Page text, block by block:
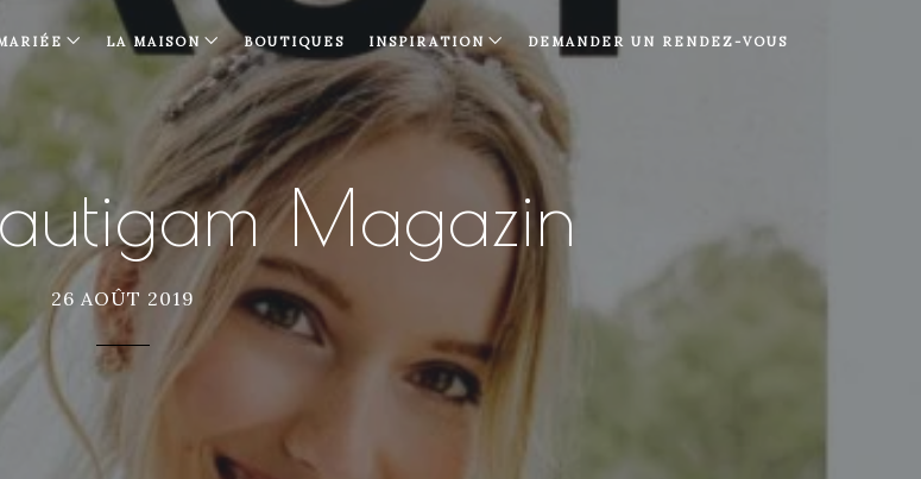
LA MAISON BOUTIQUES INSPIRATION DEMANDER UN RENDEZ-VOUS
Magazin
26 AOÛT 2019